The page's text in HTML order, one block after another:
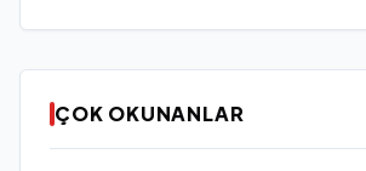
ÇOK OKUNANLAR